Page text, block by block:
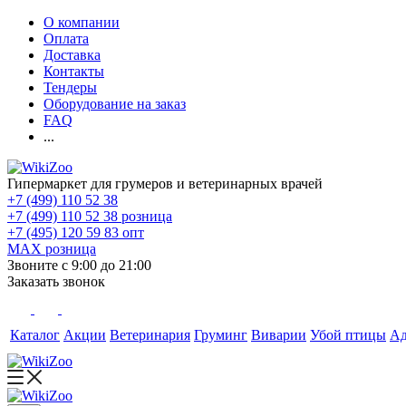
О компании
Оплата
Доставка
Контакты
Тендеры
Оборудование на заказ
FAQ
...
Гипермаркет для грумеров и ветеринарных врачей
+7 (499) 110 52 38
+7 (499) 110 52 38 розница
+7 (495) 120 59 83 опт
MAX розница
Звоните с 9:00 до 21:00
Заказать звонок
Каталог Акции Ветеринария Груминг Виварии Убой птицы